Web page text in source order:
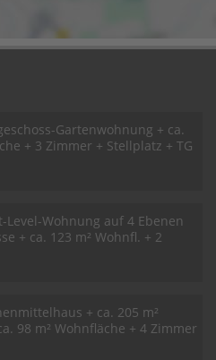
Gartenwohnung + ca.
+ 3 Zimmer + Stellplatz + TG
Level-Wohnung auf 4 Ebenen
+ ca. 123 m² Wohnfl. + 2
+ ca. 205 m²
98 m² Wohnfläche + 4 Zimmer